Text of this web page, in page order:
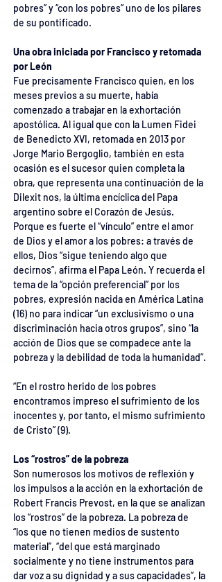
pobres” y “con los pobres” uno de los pilares
de su pontificado.
Una obra iniciada por Francisco y retomada
por León
Fue precisamente Francisco quien, en los
meses previos a su muerte, había
comenzado a trabajar en la exhortación
apostólica. Al igual que con la Lumen Fidei
de Benedicto XVI, retomada en 2013 por
Jorge Mario Bergoglio, también en esta
ocasión es el sucesor quien completa la
obra, que representa una continuación de la
Dilexit nos, la última encíclica del Papa
argentino sobre el Corazón de Jesús.
Porque es fuerte el “vínculo” entre el amor
de Dios y el amor a los pobres: a través de
ellos, Dios “sigue teniendo algo que
decirnos”, afirma el Papa León. Y recuerda el
tema de la “opción preferencial” por los
pobres, expresión nacida en América Latina
(16) no para indicar “un exclusivismo o una
discriminación hacia otros grupos”, sino “la
acción de Dios que se compadece ante la
pobreza y la debilidad de toda la humanidad”.
“En el rostro herido de los pobres
encontramos impreso el sufrimiento de los
inocentes y, por tanto, el mismo sufrimiento
de Cristo” (9).
Los “rostros” de la pobreza
Son numerosos los motivos de reflexión y
los impulsos a la acción en la exhortación de
Robert Francis Prevost, en la que se analizan
los “rostros” de la pobreza. La pobreza de
“los que no tienen medios de sustento
material”, “del que está marginado
socialmente y no tiene instrumentos para
dar voz a su dignidad y a sus capacidades”, la